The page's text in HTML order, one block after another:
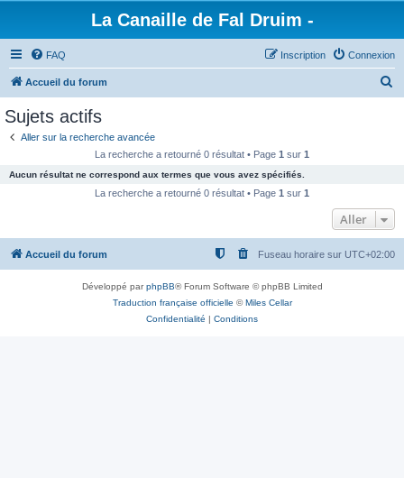
La Canaille de Fal Druim -
FAQ Connexion
Inscription
Accueil du forum
c
e
Sujets actifs
Aller sur la recherche avancée
La recherche a retourné 0 résultat • Page 1 sur 1
Aucun résultat ne correspond aux termes que vous avez spécifiés.
La recherche a retourné 0 résultat • Page 1 sur 1
Aller
Accueil du forum Fuseau horaire sur UTC+02:00
Développé parphpBB® Forum Software © phpBB Limited
Traduction française officielle ©Miles Cellar
Confidentialité | Conditions